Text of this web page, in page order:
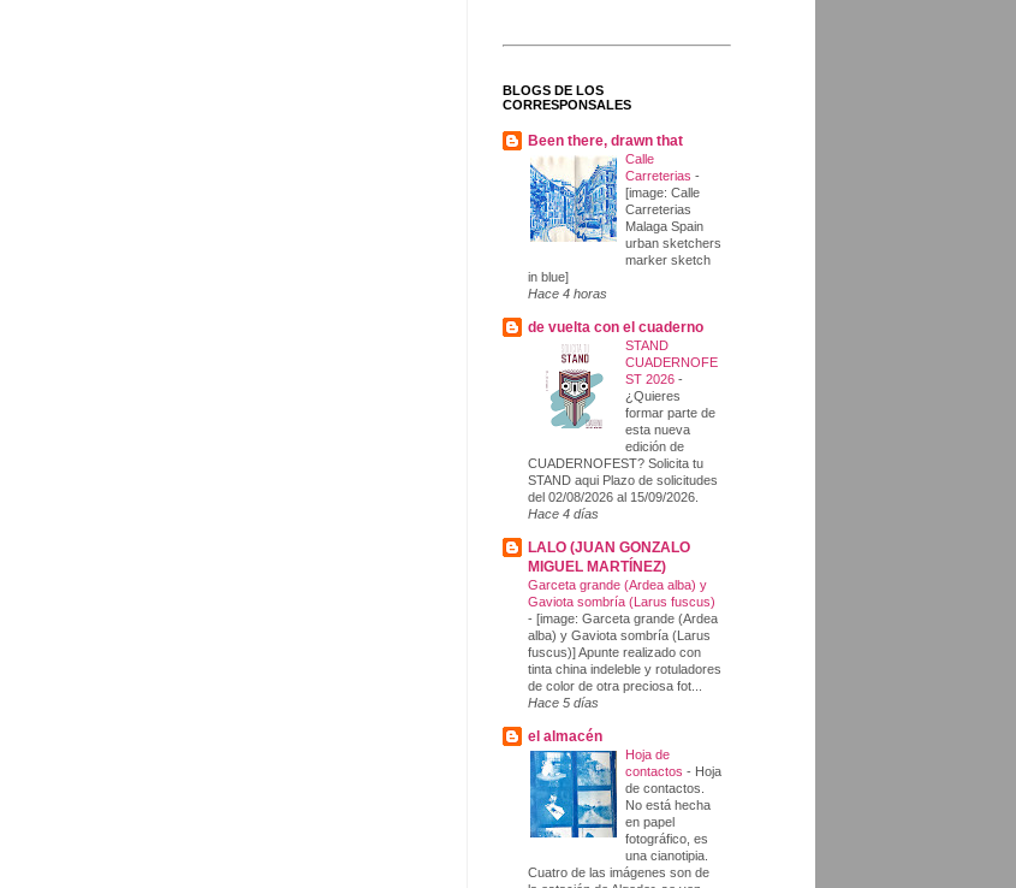
BLOGS DE LOS
CORRESPONSALES
Been there, drawn that
Calle
Carreterias -
[image: Calle
Carreterias
Malaga Spain
urban sketchers
marker sketch
in blue]
Hace 4 horas
de vuelta con el cuaderno
STAND
CUADERNOFE
ST 2026 -
¿Quieres
formar parte de
esta nueva
edición de
CUADERNOFEST? Solicita tu
STAND aqui Plazo de solicitudes
del 02/08/2026 al 15/09/2026.
Hace 4 días
LALO (JUAN GONZALO
MIGUEL MARTÍNEZ)
Garceta grande (Ardea alba) y
Gaviota sombría (Larus fuscus)
- [image: Garceta grande (Ardea
alba) y Gaviota sombría (Larus
fuscus)] Apunte realizado con
tinta china indeleble y rotuladores
de color de otra preciosa fot...
Hace 5 días
el almacén
Hoja de
contactos - Hoja
de contactos.
No está hecha
en papel
fotográfico, es
una cianotipia.
Cuatro de las imágenes son de